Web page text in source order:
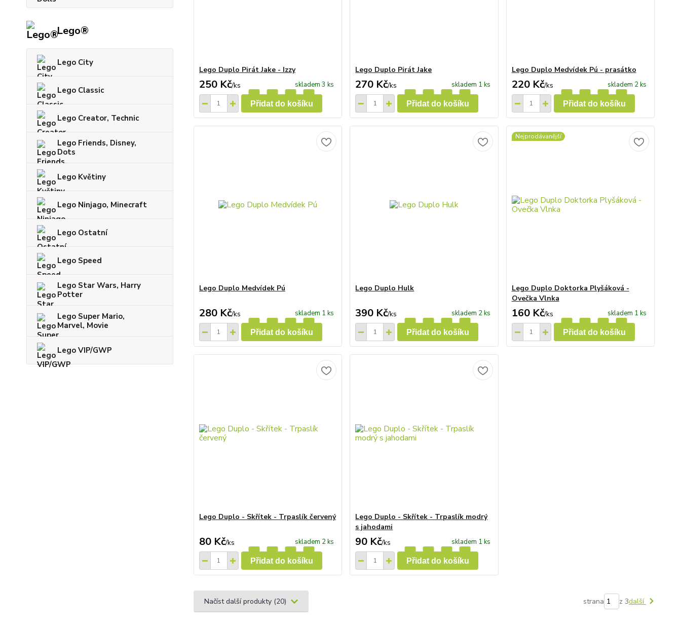
Lego®
Lego City
Lego Classic
Lego Creator, Technic
Lego Friends, Disney,
Dots
Lego Květiny
Lego Ninjago, Minecraft
Lego Ostatní
Lego Speed
Lego Star Wars, Harry
Potter
Lego Super Mario,
Marvel, Movie
Lego VIP/GWP
Lego Duplo Pirát Jake - Izzy
250 Kč/ks skladem 3 ks
Přidat do košíku
Lego Duplo Pirát Jake
270 Kč/ks skladem 1 ks
Přidat do košíku
Lego Duplo Medvídek Pú - prasátko
220 Kč/ks skladem 2 ks
Přidat do košíku
Lego Duplo Medvídek Pú
280 Kč/ks skladem 1 ks
Přidat do košíku
Lego Duplo Hulk
390 Kč/ks skladem 2 ks
Přidat do košíku
Nejprodávanější
Lego Duplo Doktorka Plyšáková -
Ovečka Vlnka
160 Kč/ks skladem 1 ks
Přidat do košíku
Lego Duplo - Skřítek - Trpaslík červený
80 Kč/ks skladem 2 ks
Přidat do košíku
Lego Duplo - Skřítek - Trpaslík modrý
s jahodami
90 Kč/ks skladem 1 ks
Přidat do košíku
Načíst další produkty (20) strana z 3další